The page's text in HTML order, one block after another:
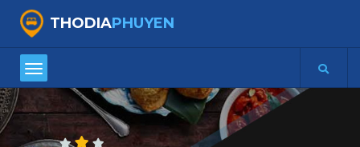
THODIAPHUYEN